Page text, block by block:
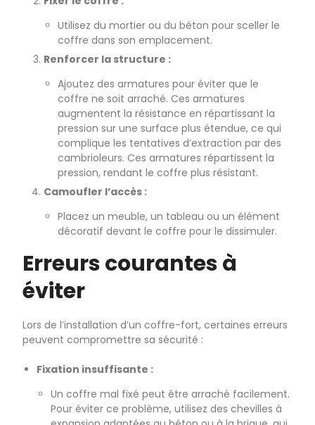
Utilisez du mortier ou du béton pour sceller le
coffre dans son emplacement.
Renforcer la structure :
Ajoutez des armatures pour éviter que le
coffre ne soit arraché. Ces armatures
augmentent la résistance en répartissant la
pression sur une surface plus étendue, ce qui
complique les tentatives d’extraction par des
cambrioleurs. Ces armatures répartissent la
pression, rendant le coffre plus résistant.
Camoufler l’accès :
Placez un meuble, un tableau ou un élément
décoratif devant le coffre pour le dissimuler.
Erreurs courantes à
éviter
Lors de l’installation d’un coffre-fort, certaines erreurs
peuvent compromettre sa sécurité :
Fixation insuffisante :
Un coffre mal fixé peut être arraché facilement.
Pour éviter ce problème, utilisez des chevilles à